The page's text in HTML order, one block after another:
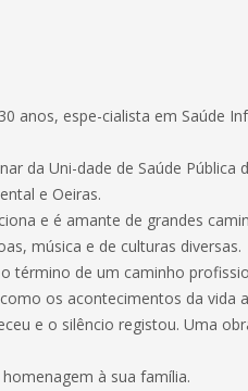
anos, espe-cialista em Saúde
da Uni-dade de Saúde Pública
e Oeiras.
e é amante de grandes
música e de culturas diversas.
término de um caminho
os acontecimentos da vida
e o silêncio registou. Uma
à sua família.